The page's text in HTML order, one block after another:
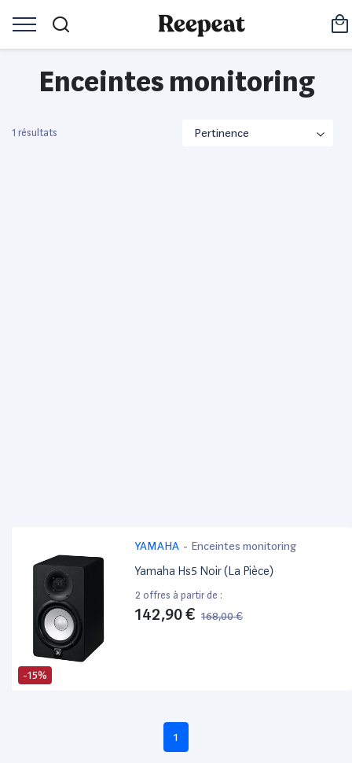
Enceintes monitoring
1 résultats
-15%
YAMAHA - Enceintes monitoring
Yamaha Hs5 Noir (La Pièce)
2 offres à partir de :
142,90 € 168,00 €
1